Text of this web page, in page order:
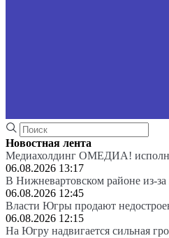
Новостная лента
Медиахолдинг ОМЕДИА!
06.08.2026 13:17
В Нижневартовском районе из-
06.08.2026 12:45
Власти Югры продают
06.08.2026 12:15
На Югру надвигается сильная